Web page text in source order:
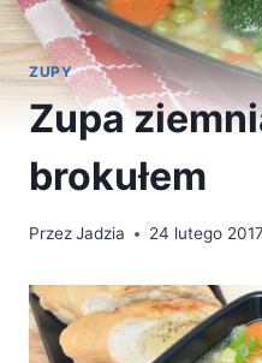
ZUPY
Zupa
brokułem
PrzezJadzia 24 lutego 2017